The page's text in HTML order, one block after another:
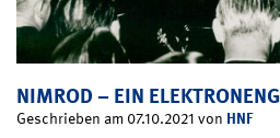
NIMROD – EIN
Geschrieben am 07.10.2021 von HNF